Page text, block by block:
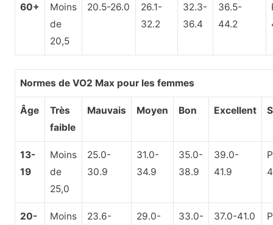
60+
Moins
de
20,5
20.5-26.0
26.1-
32.2
32.3-
36.4
36.5-
44.2
Normes de VO2 Max pour les femmes
Âge
Très
faible
Mauvais Moyen Bon Excellent
13-
19
Moins
de
25,0
25.0-
30.9
31.0-
34.9
35.0-
38.9
39.0-
41.9
20-
Moins
23.6-
29.0-
33.0-
37.0-41.0